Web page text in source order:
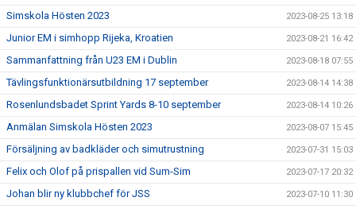
Simskola Hösten 2023 2023-08-25 13:18
Junior EM i simhopp Rijeka, Kroatien 2023-08-21 16:42
Sammanfattning från U23 EM i Dublin 2023-08-18 07:55
Tävlingsfunktionärsutbildning 17 september 2023-08-14 14:38
Rosenlundsbadet Sprint Yards 8-10 september 2023-08-14 10:26
Anmälan Simskola Hösten 2023 2023-08-07 15:45
Försäljning av badkläder och simutrustning 2023-07-31 15:03
Felix och Olof på prispallen vid Sum-Sim 2023-07-17 20:32
Johan blir ny klubbchef för JSS 2023-07-10 11:30